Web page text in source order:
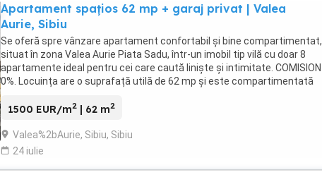
Apartament spațios 62 mp + garaj privat | Valea
Aurie, Sibiu
Se oferă spre vânzare apartament confortabil și bine compartimentat,
situat în zona Valea Aurie Piata Sadu, într-un imobil tip vilă cu doar 8
apartamente ideal pentru cei care caută liniște și intimitate. COMISION
0%. Locuința are o suprafață utilă de 62 mp și este compartimentată
1500 EUR/m2 | 62 m2
Valea%2bAurie, Sibiu, Sibiu
24 iulie